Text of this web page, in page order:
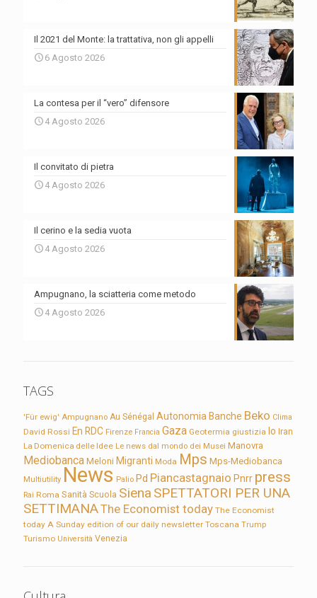
Il 2021 del Monte: la trattativa, non gli appelli
6 Agosto 2026
La contesa per il “vero” difensore
4 Agosto 2026
Il convitato di pietra
4 Agosto 2026
Il cerino e la sedia vuota
4 Agosto 2026
Ampugnano, la sciatteria come metodo
4 Agosto 2026
TAGS
'Für ewig' Ampugnano Au Sénégal Autonomia Banche Beko Clima
David Rossi En RDC Firenze Francia Gaza Geotermia giustizia Io Iran
La Domenica delle Idee Le news dal mondo dei Musei Manovra
Mediobanca Meloni Migranti Moda Mps Mps-Mediobanca
Multiutility News Palio Pd Piancastagnaio Pnrr press
Rai Roma Sanità Scuola Siena SPETTATORI PER UNA
SETTIMANAThe Economist today The Economist
today A Sunday edition of our daily newsletter Toscana Trump
Turismo Università Venezia